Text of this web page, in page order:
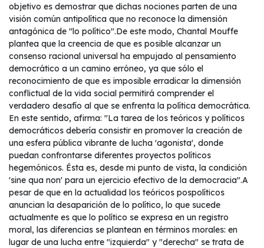
objetivo es demostrar que dichas nociones parten de una
visión común antipolítica que no reconoce la dimensión
antagónica de "lo político".De este modo, Chantal Mouffe
plantea que la creencia de que es posible alcanzar un
consenso racional universal ha empujado al pensamiento
democrático a un camino erróneo, ya que sólo el
reconocimiento de que es imposible erradicar la dimensión
conflictual de la vida social permitirá comprender el
verdadero desafío al que se enfrenta la política democrática.
En este sentido, afirma: "La tarea de los teóricos y políticos
democráticos debería consistir en promover la creación de
una esfera pública vibrante de lucha 'agonista', donde
puedan confrontarse diferentes proyectos políticos
hegemónicos. Ésta es, desde mi punto de vista, la condición
'sine qua non' para un ejercicio efectivo de la democracia".A
pesar de que en la actualidad los teóricos pospolíticos
anuncian la desaparición de lo político, lo que sucede
actualmente es que lo político se expresa en un registro
moral, las diferencias se plantean en términos morales: en
lugar de una lucha entre "izquierda" y "derecha" se trata de